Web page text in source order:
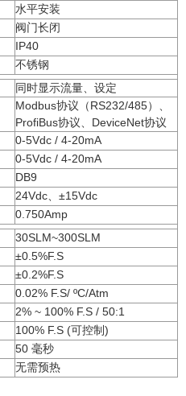
水平安装
阀门长闭
IP40
不锈钢
同时显示流量、设定
Modbus协议（RS232/485）、
ProfiBus协议、DeviceNet协议
0-5Vdc / 4-20mA
0-5Vdc / 4-20mA
DB9
24Vdc、±15Vdc
0.750Amp
30SLM~300SLM
±0.5%F.S
±0.2%F.S
0.02% F.S/ ºC/Atm
2% ~ 100% F.S / 50:1
100% F.S (可控制)
50 毫秒
无需预热